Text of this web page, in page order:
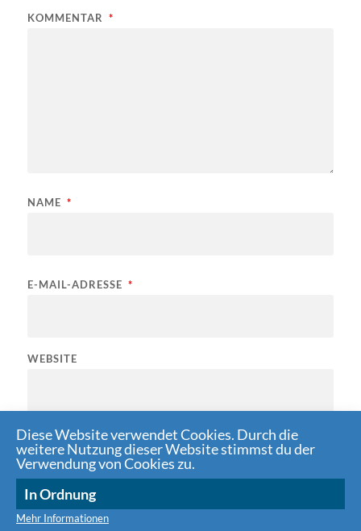
KOMMENTAR *
NAME *
E-MAIL-ADRESSE *
WEBSITE
Name, E-Mail-Adresse und Website in diesem Browser für
meinen nächsten Kommentar speichern.
Diese Website verwendet Cookies. Durch die
weitere Nutzung dieser Website stimmst du der
Verwendung von Cookies zu.
In Ordnung
Mehr Informationen